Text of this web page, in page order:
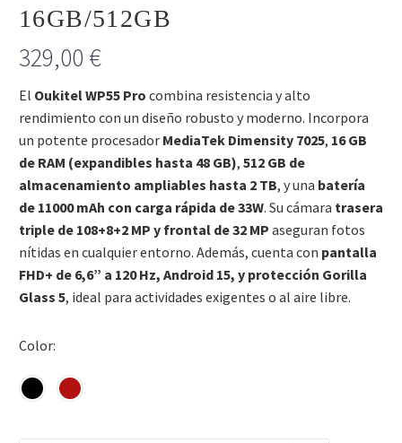
16GB/512GB
329,00 €
El Oukitel WP55 Pro combina resistencia y alto
rendimiento con un diseño robusto y moderno. Incorpora
un potente procesador MediaTek Dimensity 7025, 16 GB
de RAM (expandibles hasta 48 GB), 512 GB de
almacenamiento ampliables hasta 2 TB, y una batería
de 11000 mAh con carga rápida de 33W. Su cámara trasera
triple de 108+8+2 MP y frontal de 32 MP aseguran fotos
nítidas en cualquier entorno. Además, cuenta con pantalla
FHD+ de 6,6” a 120 Hz, Android 15, y protección Gorilla
Glass 5, ideal para actividades exigentes o al aire libre.
Color